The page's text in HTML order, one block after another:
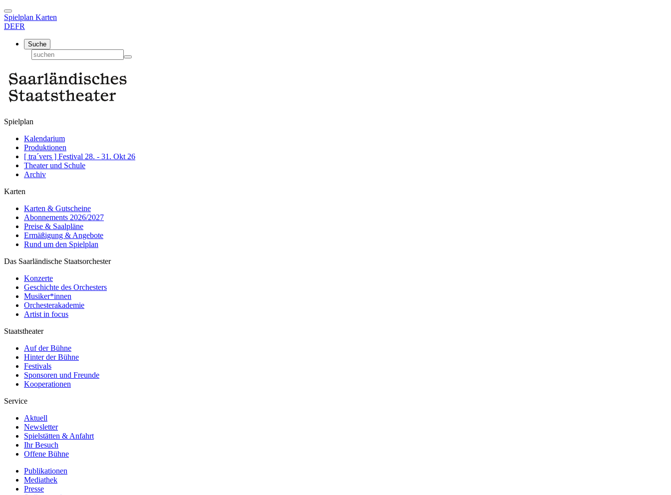
Spielplan Karten
DEFR
Suche
Spielplan
Kalendarium
Produktionen
[ tra´vers ] Festival 28. - 31. Okt 26
Theater und Schule
Archiv
Karten
Karten & Gutscheine
Abonnements 2026/2027
Preise & Saalpläne
Ermäßigung & Angebote
Rund um den Spielplan
Das Saarländische Staatsorchester
Konzerte
Geschichte des Orchesters
Musiker*innen
Orchesterakademie
Artist in focus
Staatstheater
Auf der Bühne
Hinter der Bühne
Festivals
Sponsoren und Freunde
Kooperationen
Service
Aktuell
Newsletter
Spielstätten & Anfahrt
Ihr Besuch
Offene Bühne
Publikationen
Mediathek
Presse